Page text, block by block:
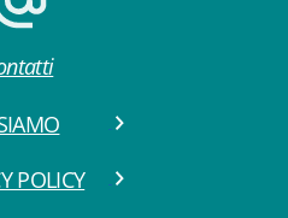
POLICY